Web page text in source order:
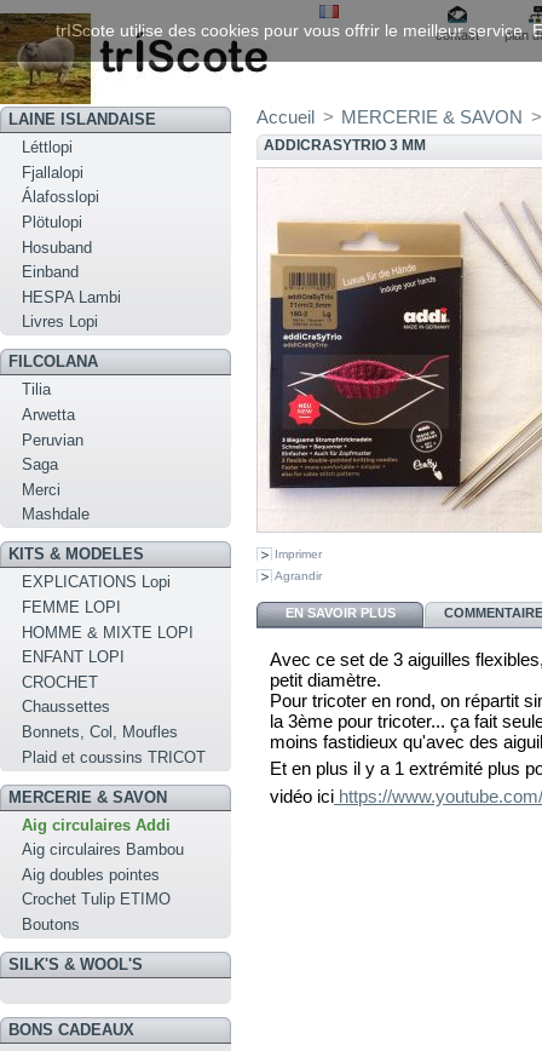
contact plan
LAINE ISLANDAISE
Léttlopi
Fjallalopi
Álafosslopi
Plötulopi
Hosuband
Einband
HESPA Lambi
Livres Lopi
FILCOLANA
Tilia
Arwetta
Peruvian
Saga
Merci
Mashdale
KITS & MODELES
EXPLICATIONS Lopi
FEMME LOPI
HOMME & MIXTE LOPI
ENFANT LOPI
CROCHET
Chaussettes
Bonnets, Col, Moufles
Plaid et coussins TRICOT
MERCERIE & SAVON
Aig circulaires Addi
Aig circulaires Bambou
Aig doubles pointes
Crochet Tulip ETIMO
Boutons
SILK'S & WOOL'S
BONS CADEAUX
Accueil > MERCERIE & SAVON >
ADDICRASYTRIO 3 MM
Imprimer
Agrandir
EN SAVOIR PLUS
Avec ce set de 3 aiguilles
petit diamètre.
Pour tricoter en rond, on répartit
la 3ème pour tricoter... ça fait
moins fastidieux qu'avec des
Et en plus il y a 1 extrémité plus
vidéo ici https://
trIScote utilise des cookies pour vous offrir le meilleur